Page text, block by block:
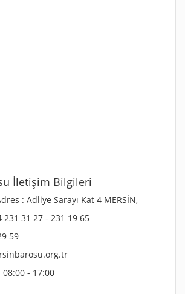
İletişim Bilgileri
: Adliye Sarayı Kat 4 MERSİN,
231 31 27 - 231 19 65
59
08:00 - 17:00